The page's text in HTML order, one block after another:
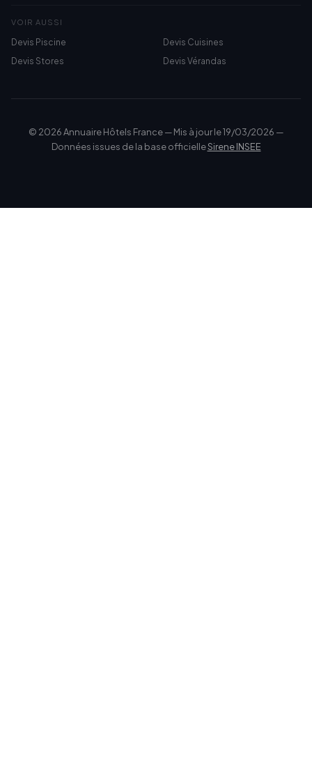
VOIR AUSSI
Devis Piscine
Devis Cuisines
Devis Stores
Devis Vérandas
© 2026 Annuaire Hôtels France — Mis à jour le 19/03/2026 —
Données issues de la base officielleSirene INSEE